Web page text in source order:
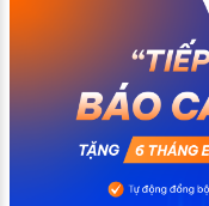
ảnh hưởng đến quá
toán có thể tham